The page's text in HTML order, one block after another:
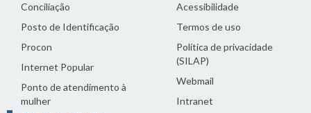
Conciliação
Posto de Identificação
Procon
Internet Popular
Ponto de atendimento à
mulher
Acessibilidade
Termos de uso
Política de privacidade
(SILAP)
Webmail
Intranet